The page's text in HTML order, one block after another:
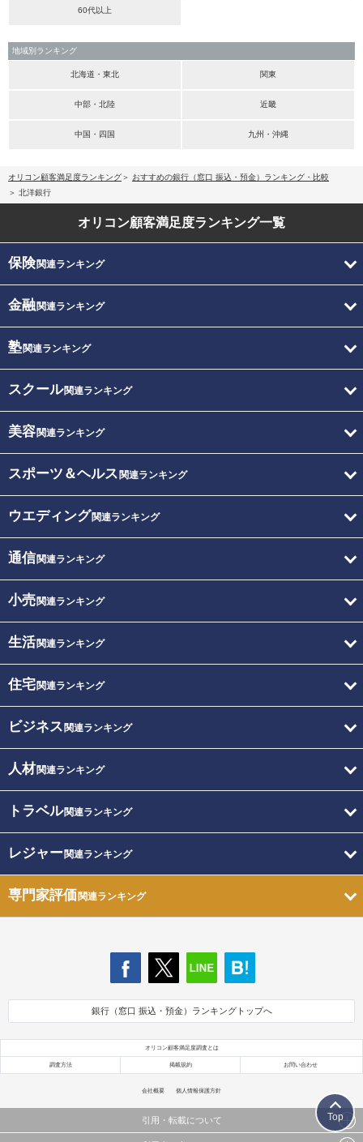
60代以上
地域別ランキング
北海道・東北 関東
中部・北陸 近畿
中国・四国 九州・沖縄
オリコン顧客満足度ランキング
おすすめの銀行（窓口 振込・預金）ランキング・比較
北洋銀行
オリコン顧客満足度ランキング一覧
保険関連ランキング
金融関連ランキング
塾関連ランキング
スクール関連ランキング
美容関連ランキング
スポーツ＆ヘルス 関連ランキング
ウエディング関連ランキング
通信関連ランキング
小売関連ランキング
生活関連ランキング
住宅関連ランキング
ビジネス 関連ランキング
人材関連ランキング
トラベル関連ランキング
レジャー関連ランキング
専門家評価関連ランキング
銀行（窓口 振込・預金）ランキングトップへ
オリコン顧客満足度調査とは
調査方法 掲載規約 お問い合わせ
会社概要 個人情報保護方針
引用・転載について Top